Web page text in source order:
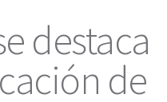
destaca
de